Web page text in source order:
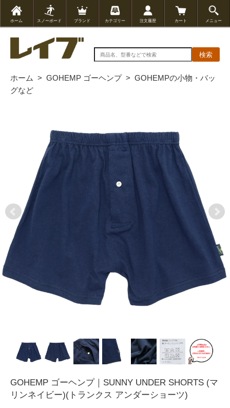
ホーム スノーボード ブランド カテゴリー 注文履歴 カート メニュー
検索
ホーム > GOHEMP ゴーヘンプ> GOHEMPの小物・バッ
グなど
GOHEMP ゴーヘンプ｜SUNNY UNDER SHORTS (マ
リンネイビー)(トランクス アンダーショーツ)